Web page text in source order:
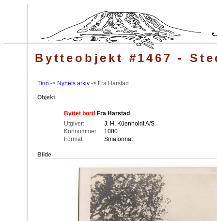
Bytteobjekt #1467 -
Tinn -> Nyhets arkiv -> Fra Harstad
Objekt
Byttet bort! Fra Harstad
Utgiver:
J. H. Küenholdt A/S
Kortnummer:
1000
Format:
Småformat
Bilde